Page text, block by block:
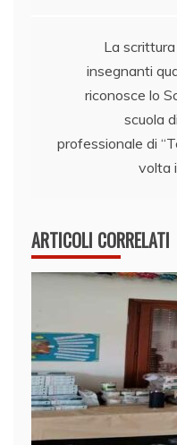
La
insegnanti
riconosce lo
scuola
professionale di
volta
ARTICOLI CORRELATI